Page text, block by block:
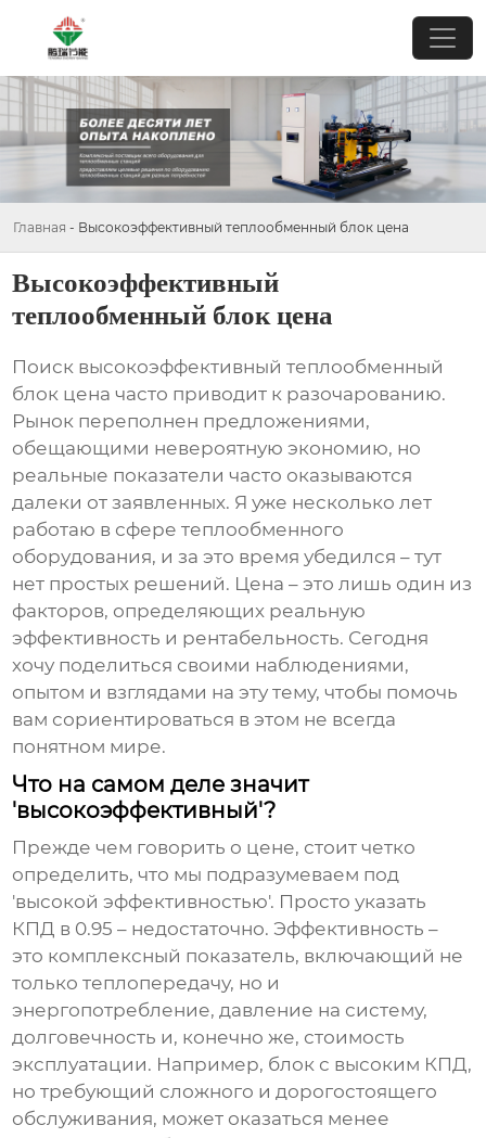
Главная - Высокоэффективный теплообменный блок цена
Высокоэффективный
теплообменный блок цена
Поиск высокоэффективный теплообменный
блок цена часто приводит к разочарованию.
Рынок переполнен предложениями,
обещающими невероятную экономию, но
реальные показатели часто оказываются
далеки от заявленных. Я уже несколько лет
работаю в сфере теплообменного
оборудования, и за это время убедился – тут
нет простых решений. Цена – это лишь один из
факторов, определяющих реальную
эффективность и рентабельность. Сегодня
хочу поделиться своими наблюдениями,
опытом и взглядами на эту тему, чтобы помочь
вам сориентироваться в этом не всегда
понятном мире.
Что на самом деле значит
'высокоэффективный'?
Прежде чем говорить о цене, стоит четко
определить, что мы подразумеваем под
'высокой эффективностью'. Просто указать
КПД в 0.95 – недостаточно. Эффективность –
это комплексный показатель, включающий не
только теплопередачу, но и
энергопотребление, давление на систему,
долговечность и, конечно же, стоимость
эксплуатации. Например, блок с высоким КПД,
но требующий сложного и дорогостоящего
обслуживания, может оказаться менее